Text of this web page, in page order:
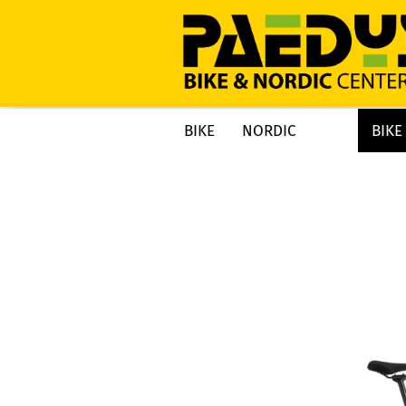
BIKE NORDIC BIKE
Startseite » BIKE »